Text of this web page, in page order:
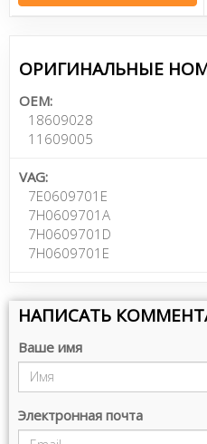
ОРИГИНАЛЬНЫЕ
OEM:
18609028
11609005
VAG:
7E0609701E
7H0609701A
7H0609701D
7H0609701E
НАПИСАТЬ
Ваше имя
Электронная почта